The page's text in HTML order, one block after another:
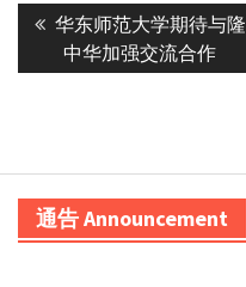
navigation
Previous
post:
华东师范大学期待与隆
中华加强交流合作
通告 Announcement